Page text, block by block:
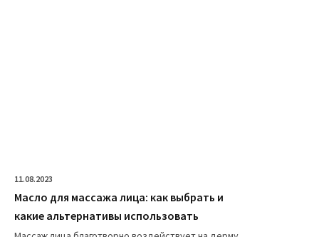
11.08.2023
Масло для массажа лица: как выбрать и
какие альтернативы использовать